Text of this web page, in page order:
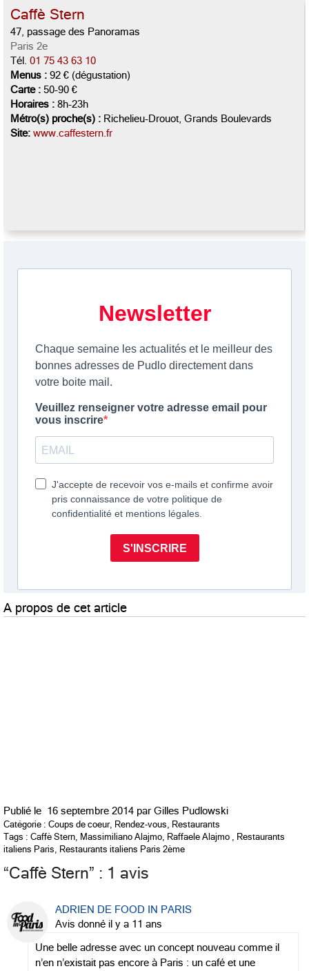
Caffè Stern
47, passage des Panoramas
Paris 2e
Tél. 01 75 43 63 10
Menus : 92 € (dégustation)
Carte : 50-90 €
Horaires : 8h-23h
Métro(s) proche(s) : Richelieu-Drouot, Grands Boulevards
Site: www.caffestern.fr
A propos de cet article
Publié le 16 septembre 2014 par Gilles Pudlowski
Catégorie : Coups de coeur, Rendez-vous
Restaurants
Tags : Caffè Stern Massimiliano Alajmo Raffaele Alajmo
Restaurants
italiens Paris
Restaurants italiens Paris 2ème
“Caffè Stern” : 1 avis
ADRIEN DE FOOD IN PARIS
Avis donné il y a 11 ans
Une belle adresse avec un concept nouveau comme il
n’en n’existait pas encore à Paris : un café et une